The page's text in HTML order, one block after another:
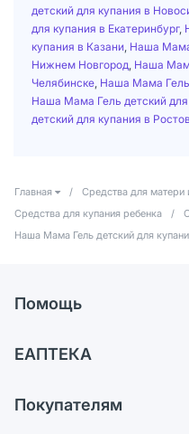
детский для купания в
для купания в Екатеринбург,
купания в Казани Наша Мама
Нижнем Новгород Наша
Челябинске Наша Мама Гель
Наша Мама Гель детский для
детский для купания в
Главная / Средства для матери
Средства для купания ребенка
/
Наша Мама Гель детский для
Помощь
Самовывоз из аптек
ЕАПТЕКА
Карьера
Покупателям